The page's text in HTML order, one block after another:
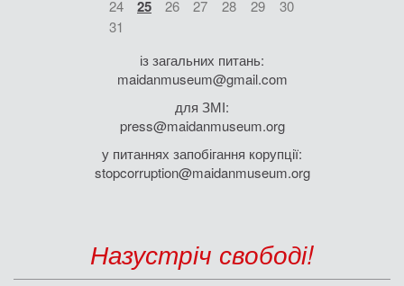
24
25 26 27 28 29
30
31
із загальних питань:
maidanmuseum@gmail.com
для ЗМІ:
press@maidanmuseum.org
у питаннях запобігання корупції:
stopcorruption@maidanmuseum.org
Назустріч свободі!